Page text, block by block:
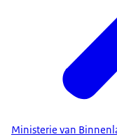
Ministerie van